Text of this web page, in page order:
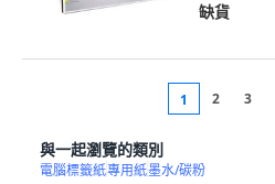
缺貨
1 2 3
與一起瀏覽的類別
電腦標籤紙專用紙墨水/碳粉